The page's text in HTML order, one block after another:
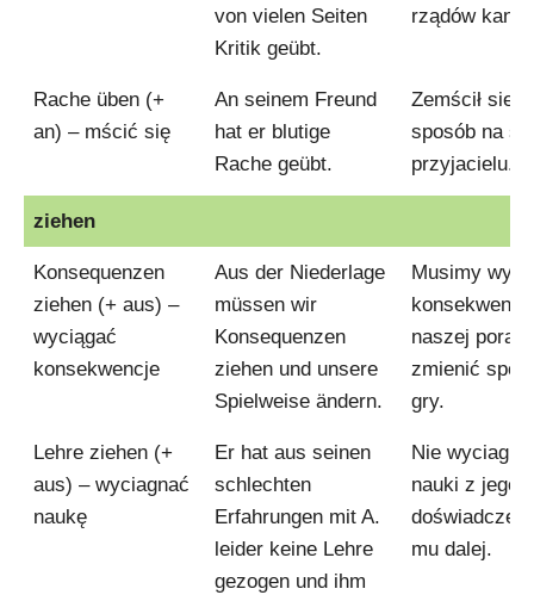
von vielen Seiten
Kritik geübt.
rządów
Rache üben (+
an) – mścić się
An seinem Freund
hat er blutige
Rache geübt.
Zemścił sie
sposób na
przyjacielu.
ziehen
Konsequenzen
ziehen (+ aus) –
wyciągać
konsekwencje
Aus der Niederlage
müssen wir
Konsequenzen
ziehen und unsere
Spielweise ändern.
Musimy
naszej
zmienić
gry.
Lehre ziehen (+
aus) – wyciagnać
naukę
Er hat aus seinen
schlechten
Erfahrungen mit A.
leider keine Lehre
gezogen und ihm
Nie
nauki z jego
doświadczeń
mu dalej.